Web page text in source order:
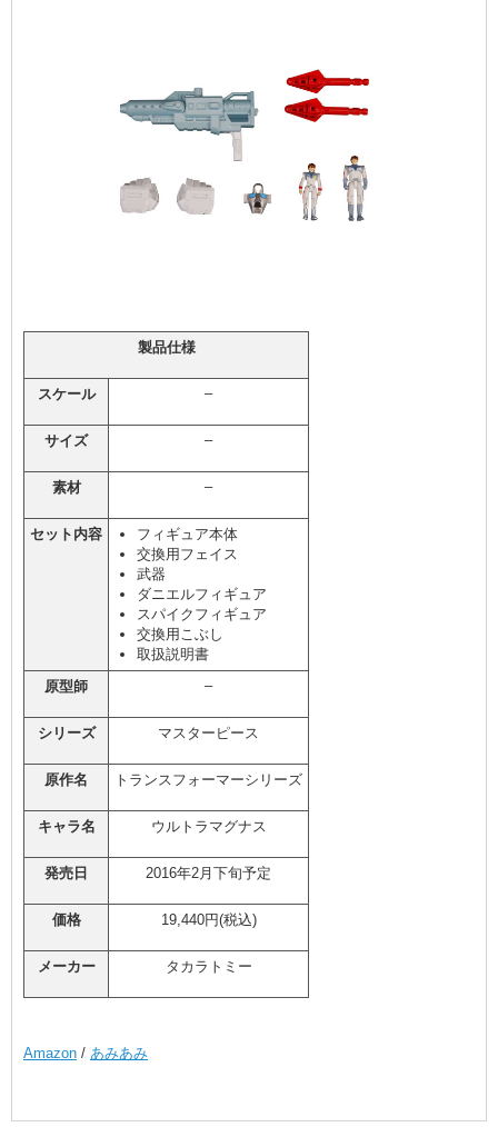
製品仕様
スケール –
サイズ –
素材 –
セット内容
フィギュア本体
交換用フェイス
武器
ダニエルフィギュア
スパイクフィギュア
交換用こぶし
取扱説明書
原型師
–
シリーズ マスターピース
原作名 トランスフォーマーシリーズ
キャラ名 ウルトラマグナス
発売日 2016年2月下旬予定
価格 19,440円(税込)
メーカー タカラトミー
Amazon / あみあみ